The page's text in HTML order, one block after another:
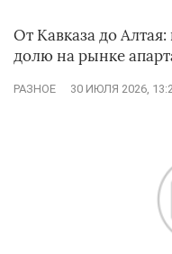
От Кавказа до
долю на рынке
РАЗНОЕ 30 ИЮЛЯ 2026,